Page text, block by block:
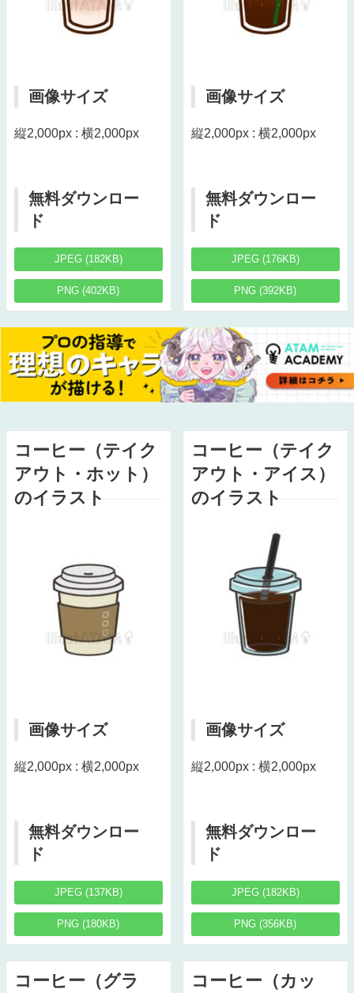
画像サイズ
縦2,000px : 横2,000px
無料ダウンロー
ド
JPEG (182KB)
PNG (402KB)
画像サイズ
縦2,000px : 横2,000px
無料ダウンロー
ド
JPEG (176KB)
PNG (392KB)
コーヒー（テイク
アウト・ホット）
のイラスト
画像サイズ
縦2,000px : 横2,000px
無料ダウンロー
ド
JPEG (137KB)
PNG (180KB)
コーヒー（テイク
アウト・アイス）
のイラスト
画像サイズ
縦2,000px : 横2,000px
無料ダウンロー
ド
JPEG (182KB)
PNG (356KB)
コーヒー（グラ
コーヒー（カッ